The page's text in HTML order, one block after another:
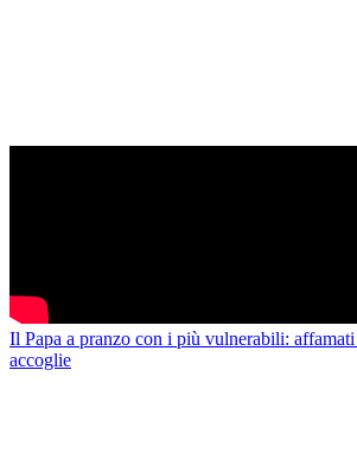
Il Papa a pranzo con i più vulnerabili:
accoglie